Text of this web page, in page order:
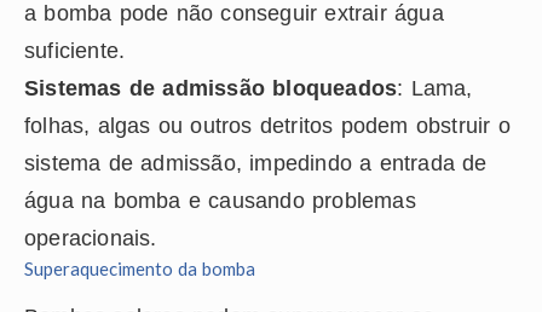
a bomba pode não conseguir extrair água
suficiente.
Sistemas de admissão bloqueados: Lama,
folhas, algas ou outros detritos podem obstruir o
sistema de admissão, impedindo a entrada de
água na bomba e causando problemas
operacionais.
Superaquecimento da bomba